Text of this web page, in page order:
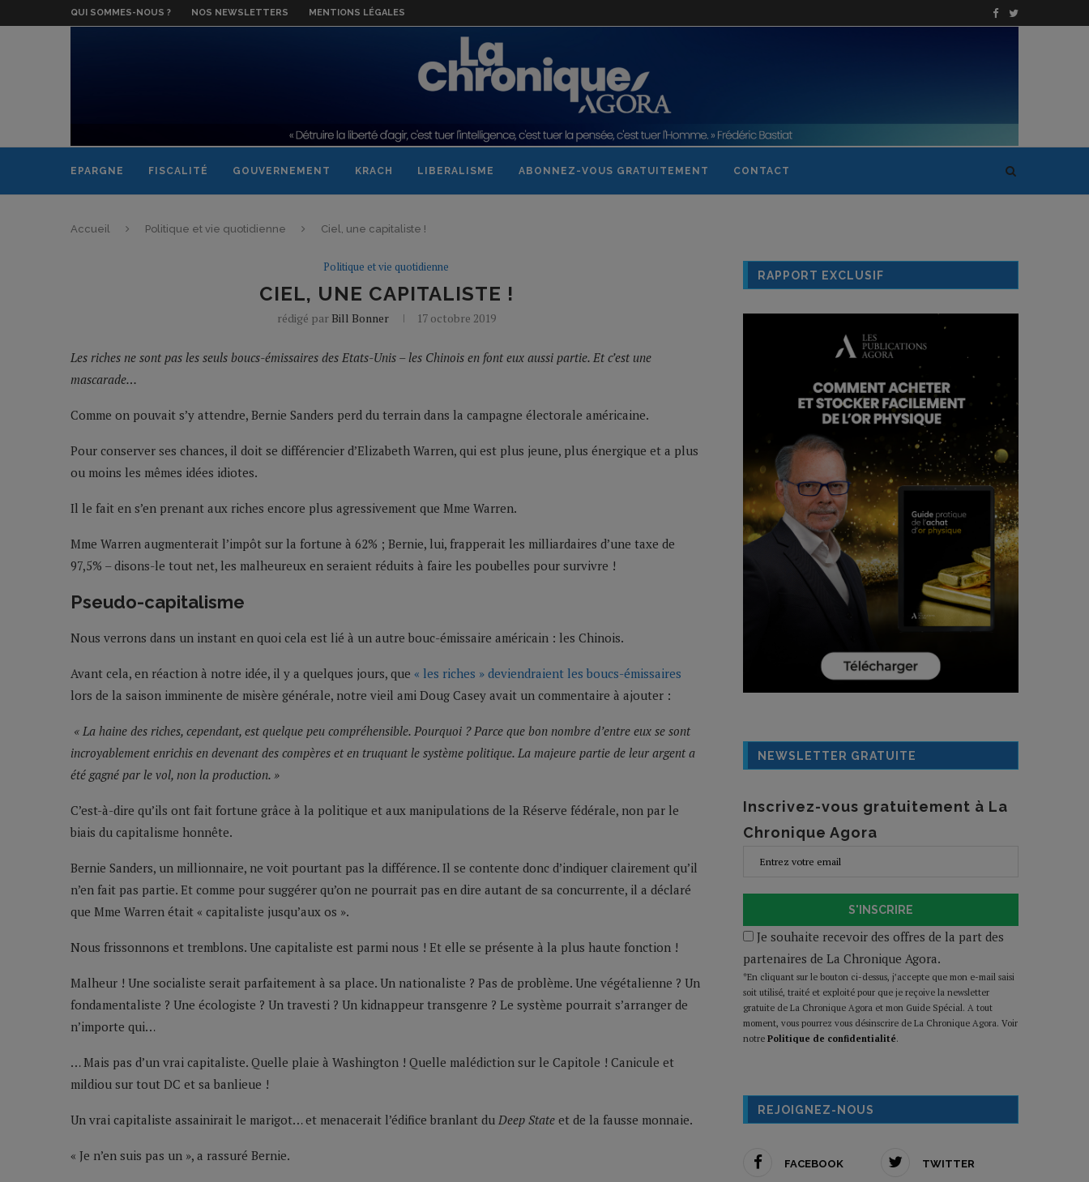
QUI SOMMES-NOUS ? NOS NEWSLETTERS MENTIONS LÉGALES
EPARGNE FISCALITÉ GOUVERNEMENT KRACH LIBERALISME ABONNEZ-VOUS GRATUITEMENT CONTACT
Accueil Politique et vie quotidienne Ciel, une capitaliste !
Politique et vie quotidienne
CIEL, UNE CAPITALISTE !
rédigé par Bill Bonner 17 octobre 2019
Les riches ne sont pas les seuls boucs-émissaires des Etats-Unis – les Chinois en font eux aussi partie. Et c’est une
mascarade…
Comme on pouvait s’y attendre, Bernie Sanders perd du terrain dans la campagne électorale américaine.
Pour conserver ses chances, il doit se différencier d’Elizabeth Warren, qui est plus jeune, plus énergique et a plus
ou moins les mêmes idées idiotes.
Il le fait en s’en prenant aux riches encore plus agressivement que Mme Warren.
Mme Warren augmenterait l’impôt sur la fortune à 62% ; Bernie, lui, frapperait les milliardaires d’une taxe de
97,5% – disons-le tout net, les malheureux en seraient réduits à faire les poubelles pour survivre !
Pseudo-capitalisme
Nous verrons dans un instant en quoi cela est lié à un autre bouc-émissaire américain : les Chinois.
Avant cela, en réaction à notre idée, il y a quelques jours, que « les riches » deviendraient les boucs-émissaires
lors de la saison imminente de misère générale, notre vieil ami Doug Casey avait un commentaire à ajouter :
« La haine des riches, cependant, est quelque peu compréhensible. Pourquoi ? Parce que bon nombre d’entre eux se sont
incroyablement enrichis en devenant des compères et en truquant le système politique. La majeure partie de leur argent a
été gagné par le vol, non la production. »
C’est-à-dire qu’ils ont fait fortune grâce à la politique et aux manipulations de la Réserve fédérale, non par le
biais du capitalisme honnête.
Bernie Sanders, un millionnaire, ne voit pourtant pas la différence. Il se contente donc d’indiquer clairement qu’il
n’en fait pas partie. Et comme pour suggérer qu’on ne pourrait pas en dire autant de sa concurrente, il a déclaré
que Mme Warren était « capitaliste jusqu’aux os ».
Nous frissonnons et tremblons. Une capitaliste est parmi nous ! Et elle se présente à la plus haute fonction !
Malheur ! Une socialiste serait parfaitement à sa place. Un nationaliste ? Pas de problème. Une végétalienne ? Un
fondamentaliste ? Une écologiste ? Un travesti ? Un kidnappeur transgenre ? Le système pourrait s’arranger de
n’importe qui…
… Mais pas d’un vrai capitaliste. Quelle plaie à Washington ! Quelle malédiction sur le Capitole ! Canicule et
mildiou sur tout DC et sa banlieue !
Un vrai capitaliste assainirait le marigot… et menacerait l’édifice branlant du Deep State et de la fausse monnaie.
« Je n’en suis pas un », a rassuré Bernie.
RAPPORT EXCLUSIF
NEWSLETTER GRATUITE
Inscrivez-vous gratuitement à La
Chronique Agora
S'INSCRIRE
Je souhaite recevoir des offres de la part des
partenaires de La Chronique Agora.
*En cliquant sur le bouton ci-dessus, j’accepte que mon e-mail saisi
soit utilisé, traité et exploité pour que je reçoive la newsletter
gratuite de La Chronique Agora et mon Guide Spécial. A tout
moment, vous pourrez vous désinscrire de La Chronique Agora. Voir
notre Politique de confidentialité.
REJOIGNEZ-NOUS
FACEBOOK TWITTER